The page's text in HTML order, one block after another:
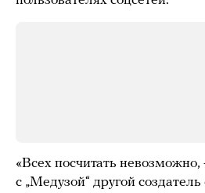
«Всех посчитать невозможно,
с „Медузой“ другой создатель